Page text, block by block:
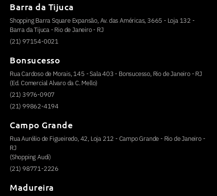
Barra da Tijuca
Shopping Barra Square Expansão, Av. das Américas, 3665 - Loja 132 -
Barra da Tijuca - Rio de Janeiro - RJ
(21) 97154-0021
Bonsucesso
Rua Cardoso de Morais, 145 - Sala 403 - Bonsucesso, Rio de Janeiro - RJ
(Ed. Comercial Alvaro da C. Mello)
(21) 3976-0907
(21) 99862-4194
Campo Grande
Rua Aurélio de Figueiredo, 42, Loja 212 - Campo Grande - Rio de Janeiro -
RJ
(Shopping Audi)
(21) 98771-2226
Madureira